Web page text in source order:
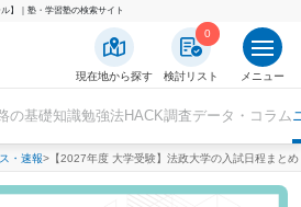
】｜塾・学習塾の検索サイト
現在地から探す
0
検討リスト メニュー
の基礎知識勉強法HACK調査データ・コラム
・速報 【2027年度 大学受験】法政大学の入試日程まと